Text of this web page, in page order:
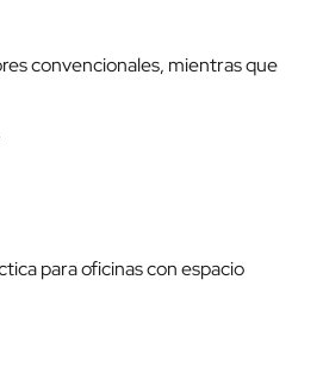
convencionales, mientras que
para oficinas con espacio